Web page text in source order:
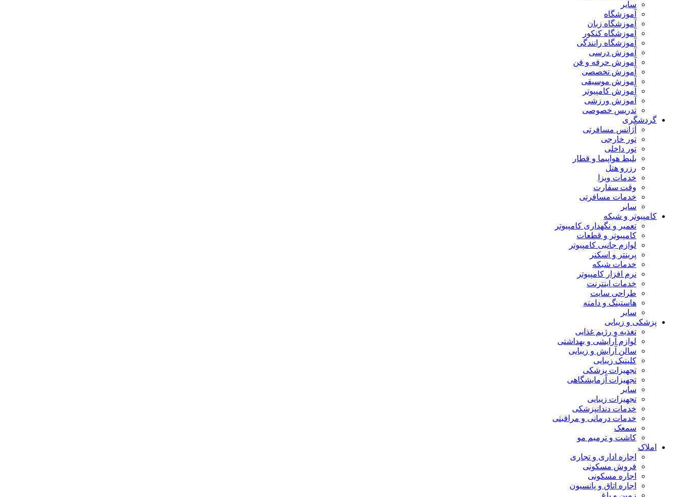
سایر
آموزشگاه
آموزشگاه زبان
آموزشگاه کنکور
آموزشگاه رانندگی
آموزش درسی
آموزش حرفه و فن
آموزش تخصصی
آموزش موسیقی
آموزش کامپیوتر
آموزش ورزشی
تدریس خصوصی
گردشگری
آژانس مسافرتی
تور خارجی
تور داخلی
بلیط هواپیما و قطار
رزرو هتل
خدمات ویزا
وقت سفارت
خدمات مسافرتی
سایر
کامپیوتر و شبکه
تعمیر و نگهداری کامپیوتر
کامپیوتر و قطعات
لوازم جانبی کامپیوتر
پرینتر و اسکنر
خدمات شبکه
نرم افزار کامپیوتر
خدمات اینترنت
طراحی سایت
هاستینگ و دامنه
سایر
پزشکی و زیبایی
تغذیه و رژیم غذایی
لوازم آرایشی و بهداشتی
سالن آرایش و زیبایی
کلینیک زیبایی
تجهیزات پزشکی
تجهیزات آزمایشگاهی
سایر
تجهیزات زیبایی
خدمات دندانپزشکی
خدمات درمانی و مراقبتی
سمعک
کاشت و ترمیم مو
املاک
اجاره اداری و تجاری
فروش مسکونی
اجاره مسکونی
اجاره اتاق و پانسیون